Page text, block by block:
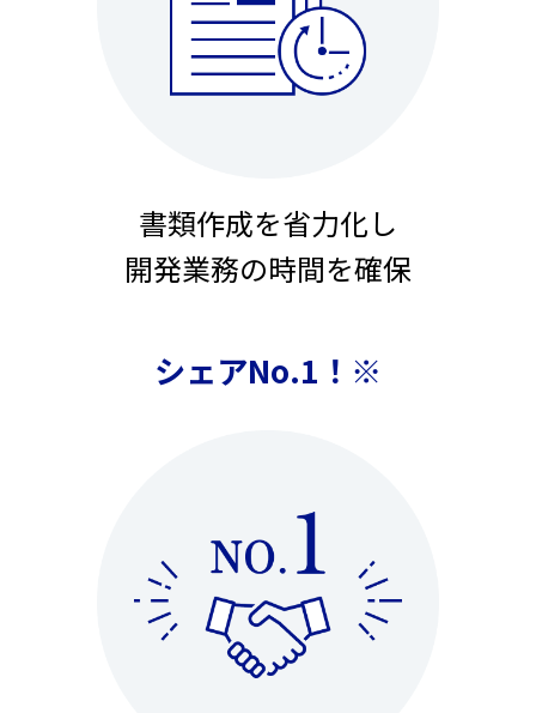
書類作成を省力化し
開発業務の時間を確保
シェアNo.1！※